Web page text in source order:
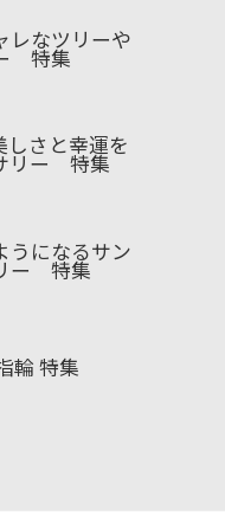
レなツリーや
特集
さと幸運を
リー 特集
うになるサン
ー 特集
輪 特集